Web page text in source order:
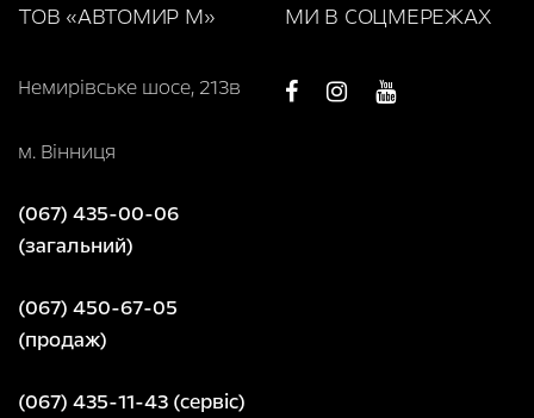
ТОВ «АВТОМИР М»
Немирівське шосе, 213в
м. Вінниця
(067) 435-00-06
(загальний)
(067) 450-67-05
(продаж)
(067) 435-11-43 (сервіс)
МИ В СОЦМЕРЕЖАХ